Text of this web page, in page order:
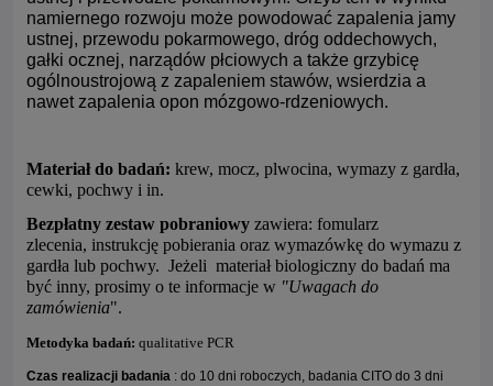
namiernego rozwoju może powodować zapalenia jamy
ustnej, przewodu pokarmowego, dróg oddechowych,
gałki ocznej, narządów płciowych a także grzybicę
ogólnoustrojową z zapaleniem stawów, wsierdzia a
nawet zapalenia opon mózgowo-rdzeniowych.
Materiał do badań: krew, mocz, plwocina, wymazy z gardła,
cewki, pochwy i in.
Bezpłatny zestaw pobraniowy zawiera: fomularz
zlecenia, instrukcję pobierania oraz wymazówkę do wymazu z
gardła lub pochwy. Jeżeli materiał biologiczny do badań ma
być inny, prosimy o te informacje w "Uwagach do
zamówienia".
Metodyka badań: qualitative PCR
Czas realizacji badania : do 10 dni roboczych, badania CITO do 3 dni